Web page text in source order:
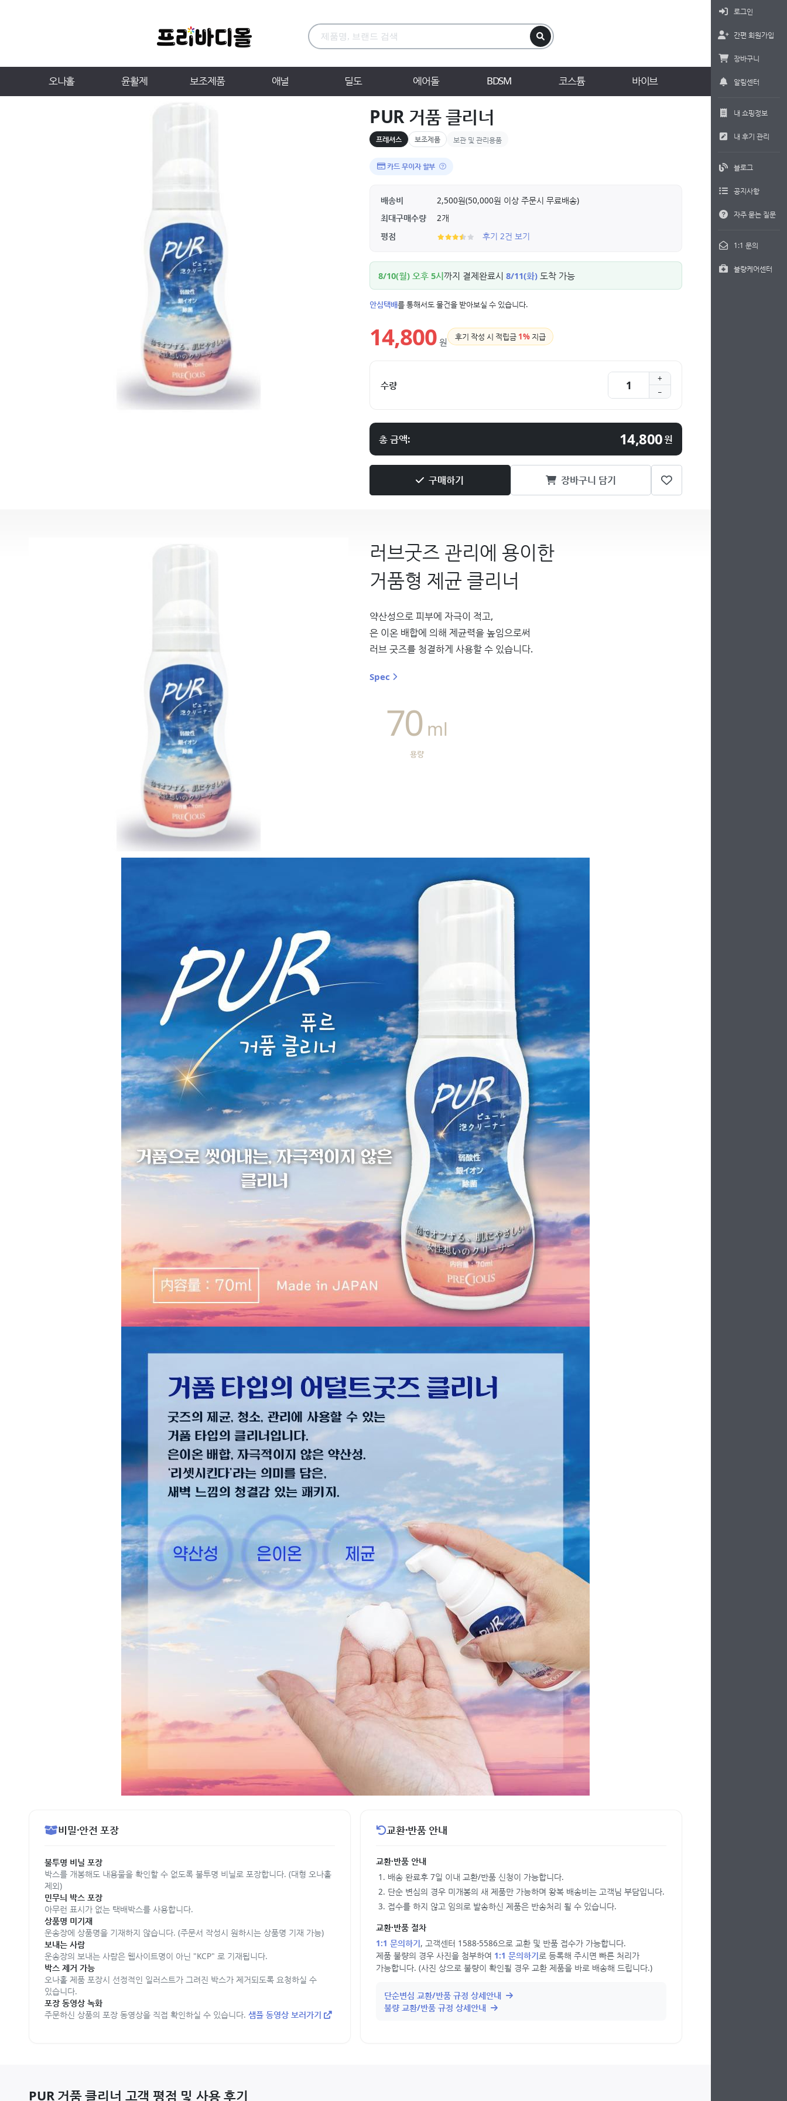
오나홀 윤활제 보조제품 애널 딜도 에어돌 BDSM 코스튬 바이브
로그인
간편 회원가입
장바구니
알림센터
내 쇼핑정보
내 후기 관리
블로그
공지사항
자주 묻는 질문
1:1 문의
불량케어센터
PUR 거품 클리너
프레셔스 보조제품 보관 및 관리용품
카드 무이자 할부
배송비
2,500원(50,000원 이상 주문시 무료배송)
최대구매수량
2개
평점
후기 2건 보기
8/10(월) 오후 5시까지 결제완료시 8/11(화) 도착 가능
안심택배를 통해서도 물건을 받아보실 수 있습니다.
14,800 원 후기 작성 시 적립금 1% 지급
수량
총 금액: 14,800원
구매하기 장바구니 담기
러브굿즈 관리에 용이한
거품형 제균 클리너
약산성으로 피부에 자극이 적고,
은 이온 배합에 의해 제균력을 높임으로써
러브 굿즈를 청결하게 사용할 수 있습니다.
Spec
용량
70 ml
비밀·안전 포장
불투명 비닐 포장
박스를 개봉해도 내용물을 확인할 수 없도록 불투명 비닐로 포장합니다. (대형 오나홀
제외)
민무늬 박스 포장
아무런 표시가 없는 택배박스를 사용합니다.
상품명 미기재
운송장에 상품명을 기재하지 않습니다. (주문서 작성시 원하시는 상품명 기재 가능)
보내는 사람
운송장의 보내는 사람은 웹사이트명이 아닌 "KCP" 로 기재됩니다.
박스 제거 가능
오나홀 제품 포장시 선정적인 일러스트가 그려진 박스가 제거되도록 요청하실 수
있습니다.
포장 동영상 녹화
주문하신 상품의 포장 동영상을 직접 확인하실 수 있습니다. 샘플 동영상 보러가기
교환·반품 안내
교환·반품 안내
배송 완료후 7일 이내 교환/반품 신청이 가능합니다.
단순 변심의 경우 미개봉의 새 제품만 가능하며 왕복 배송비는 고객님 부담입니다.
접수를 하지 않고 임의로 발송하신 제품은 반송처리 될 수 있습니다.
교환·반품 절차
1:1 문의하기, 고객센터 1588-5586으로 교환 및 반품 접수가 가능합니다.
제품 불량의 경우 사진을 첨부하여 1:1 문의하기로 등록해 주시면 빠른 처리가
가능합니다. (사진 상으로 불량이 확인될 경우 교환 제품을 바로 배송해 드립니다.)
단순변심 교환/반품 규정 상세안내
불량 교환/반품 규정 상세안내
PUR 거품 클리너 고객 평점 및 사용 후기